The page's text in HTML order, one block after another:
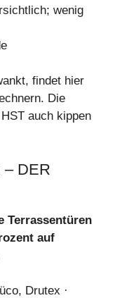
wenig
findet hier
Die
auch kippen
– DER
Terrassentüren
auf
Drutex ·